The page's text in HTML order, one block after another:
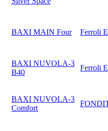
BAXI MAIN Four Ferroli
BAXI NUVOLA-3
B40
Ferroli
BAXI NUVOLA-3
Comfort